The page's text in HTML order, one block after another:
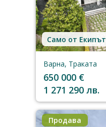
Само от Екипът
Варна, Траката
650 000 €
1 271 290 лв.
Продава